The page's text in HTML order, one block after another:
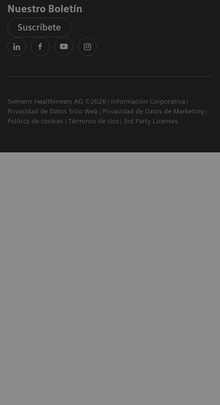
Nuestro Boletín
Suscríbete
Siemens Healthineers AG ©2026
Información Corporativa
Privacidad de Datos Sitio Web
Privacidad de Datos de Marketing
Política de cookies
Términos de Uso 3rd Party Licenses